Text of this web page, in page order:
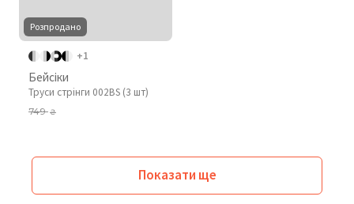
Розпродано
+1
Бейсіки
Труси стрінги 002BS (3 шт)
749₴
Показати ще